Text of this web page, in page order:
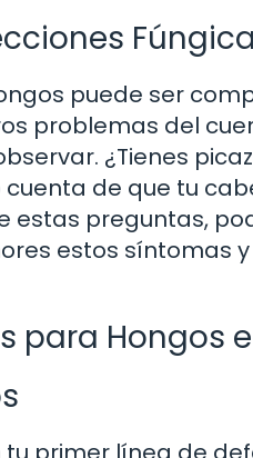
puede ser
problemas del
¿Tienes
de que tu
estas preguntas,
estos síntomas
para Hongos